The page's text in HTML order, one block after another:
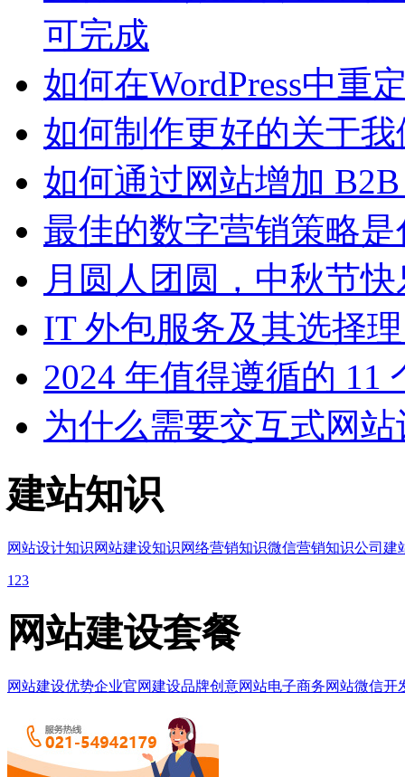
可完成
如何在WordPress中重
如何制作更好的关于
如何通过网站增加
最佳的数字营销策略
月圆人团圆，中秋节快
IT 外包服务及其选择
2024 年值得遵循的 11
为什么需要交互式网
建站知识
网站设计知识网站建设知识网络营销知识微信营销知识公司建
1 23
网站建设套餐
网站建设优势企业官网建设品牌创意网站电子商务网站微信开